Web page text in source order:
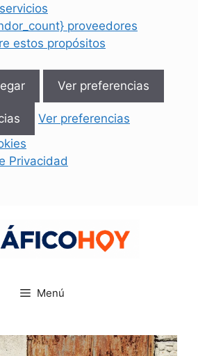
proveedores
estos propósitos
Ver preferencias
Ver preferencias
Privacidad
Menú